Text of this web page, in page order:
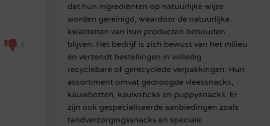
0
dat hun ingrediënten op natuurlijke wijze
worden gereinigd, waardoor de natuurlijke
kwaliteiten van hun producten behouden
blijven. Het bedrijf is zich bewust van het milieu
en verzendt bestellingen in volledig
recyclebare of gerecyclede verpakkingen. Hun
assortiment omvat gedroogde vleessnacks,
kauwbotten, kauwsticks en puppysnacks. Er
zijn ook gespecialiseerde aanbiedingen zoals
tandverzorgingssnacks en speciale